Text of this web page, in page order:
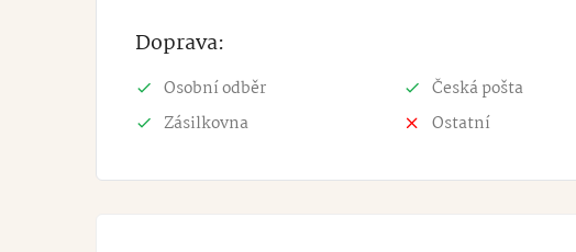
Doprava:
Osobní odběr Česká pošta
Zásilkovna
Ostatní